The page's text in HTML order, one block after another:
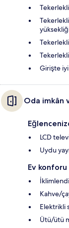
Tekerlekli
Tekerlekli
Girişte iyi
Oda imkân
LCD
Uydu
Ev konforu
Kahve/
Elektrikli
Ütü/ütü